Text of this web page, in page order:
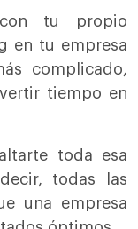
tu propio
en tu empresa
complicado,
tiempo en
toda esa
todas las
una empresa